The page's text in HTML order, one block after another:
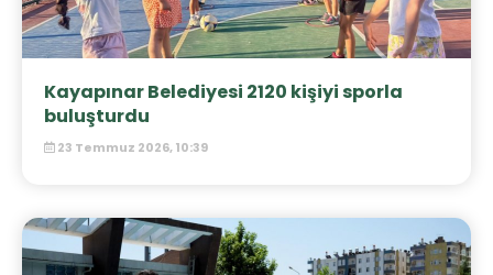
Kayapınar Belediyesi 2120 kişiyi sporla
buluşturdu
23 Temmuz 2026, 10:39